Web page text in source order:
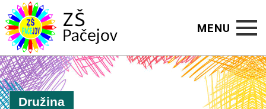
MENU
Úvod
O škole
Družina